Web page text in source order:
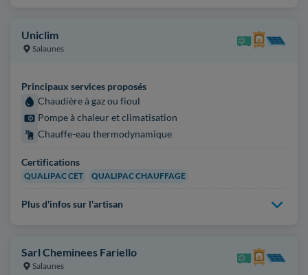
Uniclim
Salaunes
Principaux services proposés
Chaudière à gaz ou fioul
Pompe à chaleur et climatisation
Chauffe-eau thermodynamique
Certifications
QUALIPAC CET QUALIPAC CHAUFFAGE
Plus d'infos sur l'artisan
Sarl Cheminees Fariello
Salaunes